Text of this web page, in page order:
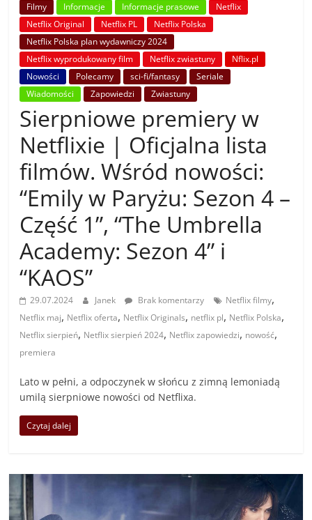
Filmy Informacje Informacje prasowe
Netflix
Netflix Original
Netflix PL
Netflix Polska
Netflix Polska plan wydawniczy 2024
Netflix wyprodukowany film
Netflix zwiastuny
Nflix.pl
Nowości
Polecamy sci-fi/fantasy
Seriale
Wiadomości
Zapowiedzi Zwiastuny
Sierpniowe premiery w
Netflixie | Oficjalna lista
filmów. Wśród nowości:
“Emily w Paryżu: Sezon 4 –
Część 1”, “The Umbrella
Academy: Sezon 4” i
“KAOS”
29.07.2024 Janek Brak komentarzy Netflix filmy,
Netflix maj, Netflix oferta, Netflix Originals, netflix pl, Netflix Polska,
Netflix sierpień, Netflix sierpień 2024, Netflix zapowiedzi, nowość,
premiera
Lato w pełni, a odpoczynek w słońcu z zimną lemoniadą
umilą sierpniowe nowości od Netflixa.
Czytaj dalej